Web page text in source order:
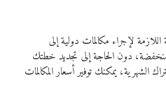
لإجراء مكالمات دولية إلى
دون الحاجة إلى تجديد خطتك
يمكنك توفير أسعار المكالمات